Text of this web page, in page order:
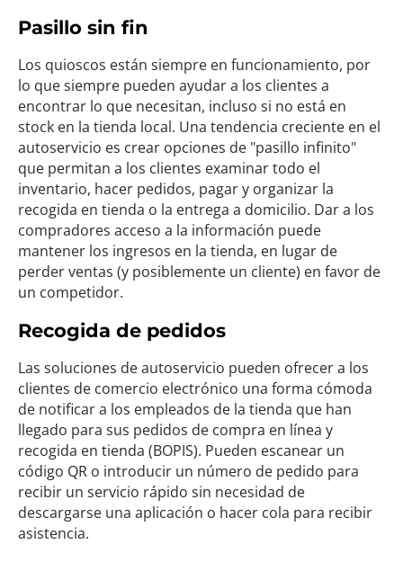
Pasillo sin fin
Los quioscos están siempre en funcionamiento, por
lo que siempre pueden ayudar a los clientes a
encontrar lo que necesitan, incluso si no está en
stock en la tienda local. Una tendencia creciente en el
autoservicio es crear opciones de "pasillo infinito"
que permitan a los clientes examinar todo el
inventario, hacer pedidos, pagar y organizar la
recogida en tienda o la entrega a domicilio. Dar a los
compradores acceso a la información puede
mantener los ingresos en la tienda, en lugar de
perder ventas (y posiblemente un cliente) en favor de
un competidor.
Recogida de pedidos
Las soluciones de autoservicio pueden ofrecer a los
clientes de comercio electrónico una forma cómoda
de notificar a los empleados de la tienda que han
llegado para sus pedidos de compra en línea y
recogida en tienda (BOPIS). Pueden escanear un
código QR o introducir un número de pedido para
recibir un servicio rápido sin necesidad de
descargarse una aplicación o hacer cola para recibir
asistencia.